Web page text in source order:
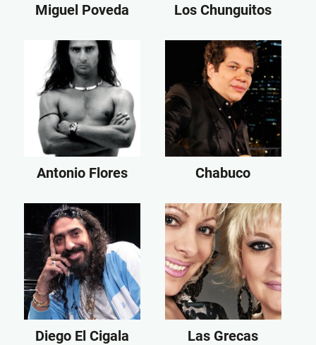
Miguel Poveda Los Chunguitos
Antonio Flores Chabuco
Diego El Cigala Las Grecas